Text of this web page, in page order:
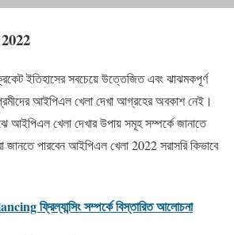
ইতিহাসের সবচেয়ে উত্তেজিত এবং ঝাঝমকপূর্ণ
আইপিএল খেলা দেখা আগ্রহের অবকাশ নেই।
খেলা দেখার উপায় সমূহ সম্পর্কে জানাতে
পারবেন আইপিএল খেলা 2022 সরাসরি কিভাবে
ফ্রিল্যান্সিং সম্পর্কে বিস্তারিত আলোচনা